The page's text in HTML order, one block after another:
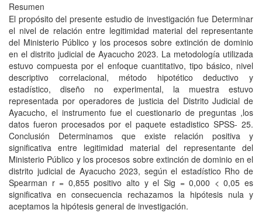
Resumen
El propósito del presente estudio de investigación fue Determinar
el nivel de relación entre legitimidad material del representante
del Ministerio Público y los procesos sobre extinción de dominio
en el distrito judicial de Ayacucho 2023. La metodología utilizada
estuvo compuesta por el enfoque cuantitativo, tipo básico, nivel
descriptivo correlacional, método hipotético deductivo y
estadístico, diseño no experimental, la muestra estuvo
representada por operadores de justicia del Distrito Judicial de
Ayacucho, el instrumento fue el cuestionario de preguntas ,los
datos fueron procesados por el paquete estadistico SPSS- 25.
Conclusión Determinamos que existe relación positiva y
significativa entre legitimidad material del representante del
Ministerio Público y los procesos sobre extinción de dominio en el
distrito judicial de Ayacucho 2023, según el estadístico Rho de
Spearman r = 0,855 positivo alto y el Sig = 0,000 < 0,05 es
significativa en consecuencia rechazamos la hipótesis nula y
aceptamos la hipótesis general de investigación.